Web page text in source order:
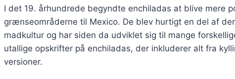
I det 19. århundrede begyndte enchiladas at blive mere
grænseområderne til Mexico. De blev hurtigt en del af
madkultur og har siden da udviklet sig til mange
utallige opskrifter på enchiladas, der inkluderer alt fra
versioner.